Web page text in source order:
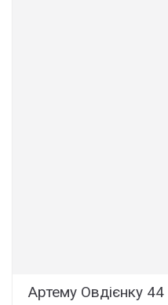
Артему Овдієнку